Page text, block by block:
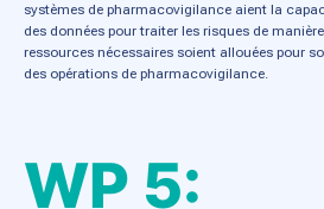
systèmes de pharmacovigilance aient la
des données pour traiter les risques de
ressources nécessaires soient allouées pour
des opérations de pharmacovigilance.
WP 5: